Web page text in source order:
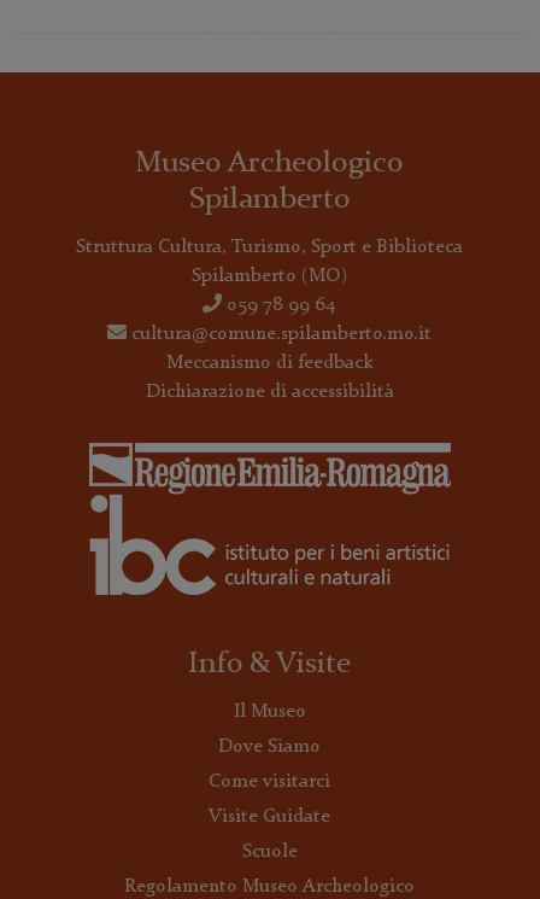
Museo Archeologico
Spilamberto
Struttura Cultura, Turismo, Sport e Biblioteca
Spilamberto (MO)
059 78 99 64
cultura@comune.spilamberto.mo.it
Meccanismo di feedback
Dichiarazione di accessibilità
Info & Visite
Il Museo
Dove Siamo
Come visitarci
Visite Guidate
Scuole
Regolamento Museo Archeologico